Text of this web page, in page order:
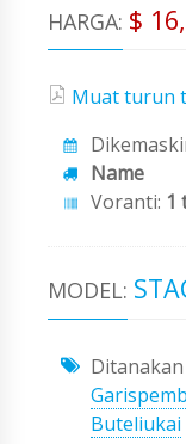
HARGA: $
Muat turun
Name
Voranti: 1
MODEL:
Buteliukai